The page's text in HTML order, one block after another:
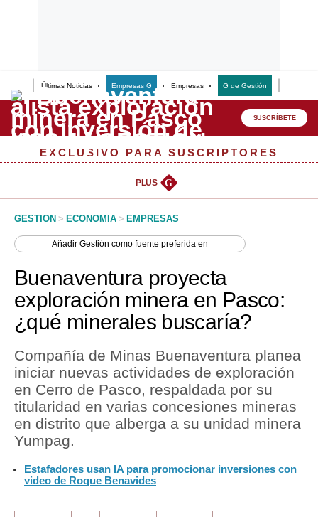
Últimas Noticias Empresas G Empresas G de Gestión
Lo último
Peru Quiosco
Management & Empleo
Perú
Política
Finanzas Personales
Inmobiliarias
Plus G
Editorial
SUSCRÍBETE
EXCLUSIVO PARA SUSCRIPTORES
PLUS G
GESTION > ECONOMIA > EMPRESAS
AñadirGestión como fuente preferida en
Buenaventura proyecta
exploración minera en Pasco:
¿qué minerales buscaría?
Compañía de Minas Buenaventura planea
iniciar nuevas actividades de exploración
en Cerro de Pasco, respaldada por su
titularidad en varias concesiones mineras
en distrito que alberga a su unidad minera
Yumpag.
Estafadores usan IA para promocionar inversiones con
video de Roque Benavides